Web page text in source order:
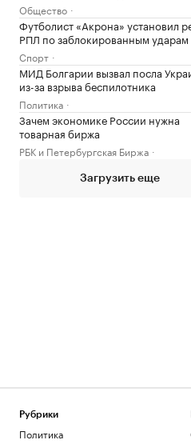
Общество
Футболист «Акрона» установил
РПЛ по заблокированным ударам
Спорт
МИД Болгарии вызвал посла
из-за взрыва беспилотника
Политика
Зачем экономике России нужна
товарная биржа
РБК и Петербургская Биржа
Загрузить еще
Рубрики
Политика